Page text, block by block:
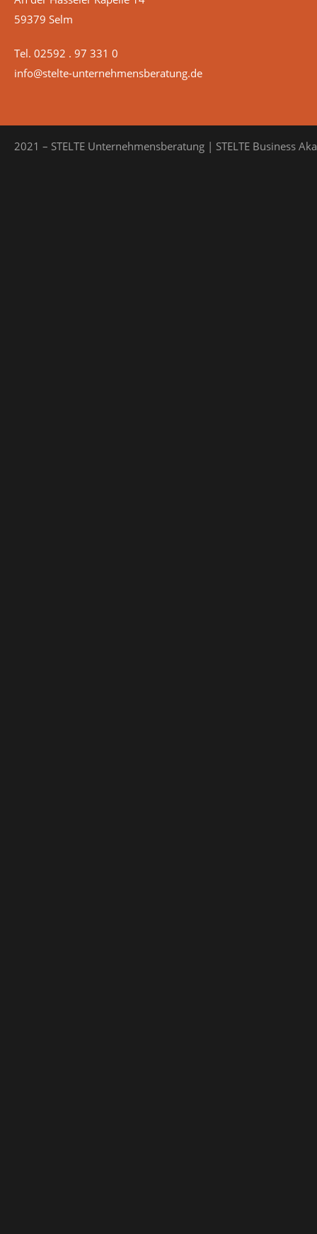
59379 Selm
Tel. 02592 . 97 331 0
info@stelte-unternehmensberatung.de
2021 – STELTE Unternehmensberatung | STELTE Business